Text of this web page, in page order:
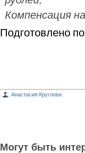
Компенсация
Подготовлено
Анастасия Круглова
Могут быть